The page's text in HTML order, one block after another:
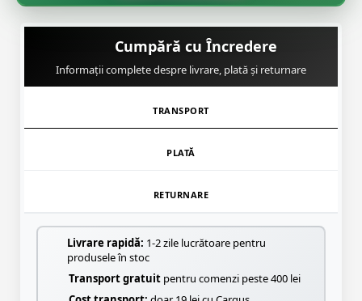
🌸
Cumpără cu Încredere
Informații complete despre livrare, plată și returnare
TRANSPORT
PLATĂ
RETURNARE
Livrare rapidă: 1-2 zile lucrătoare pentru
produsele în stoc
Transport gratuit pentru comenzi peste 400 lei